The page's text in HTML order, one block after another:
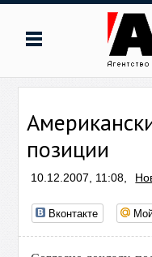
позиции
10.12.2007, 11:08,
Вконтакте